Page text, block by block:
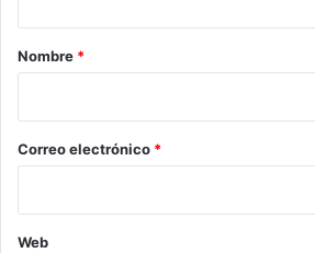
r
*
Nombre *
Correo electrónico *
Web